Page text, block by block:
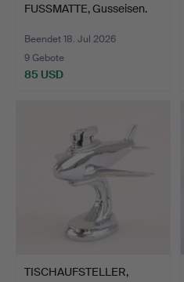
FUSSMATTE, Gusseisen.
Beendet 18. Jul 2026
9 Gebote
85 USD
TISCHAUFSTELLER,